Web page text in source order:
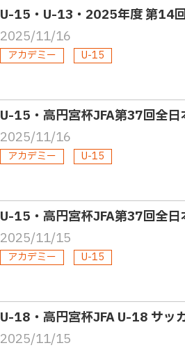
U-15・U-13・2025年度 第14
2025/11/16
アカデミー U-15
U-15・高円宮杯JFA第37回全
2025/11/16
アカデミー U-15
U-15・高円宮杯JFA第37回全
2025/11/15
アカデミー U-15
U-18・高円宮杯JFA U-18 サッ
2025/11/15